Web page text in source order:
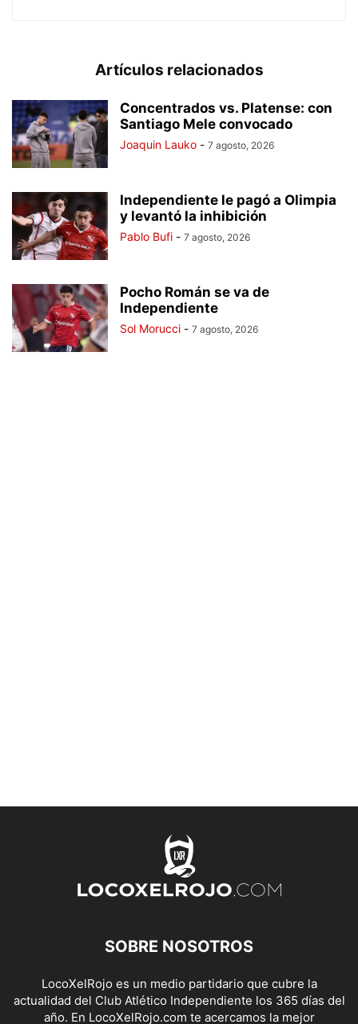
Artículos relacionados
Concentrados vs. Platense: con
Santiago Mele convocado
Joaquin Lauko - 7 agosto, 2026
Independiente le pagó a Olimpia
y levantó la inhibición
Pablo Bufi - 7 agosto, 2026
Pocho Román se va de
Independiente
Sol Morucci - 7 agosto, 2026
SOBRE NOSOTROS
LocoXelRojo es un medio partidario que cubre la
actualidad del Club Atlético Independiente los 365 días del
año. En LocoXelRojo.com te acercamos la mejor